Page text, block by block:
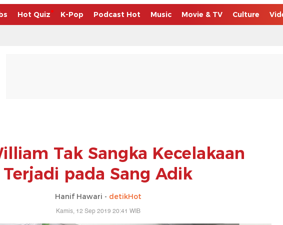
Hot Quiz K-Pop Podcast Hot Music Movie & TV Culture
Tak Sangka Kecelakaan
Terjadi pada Sang Adik
Hanif Hawari - detikHot
Kamis, 12 Sep 2019 20:41 WIB